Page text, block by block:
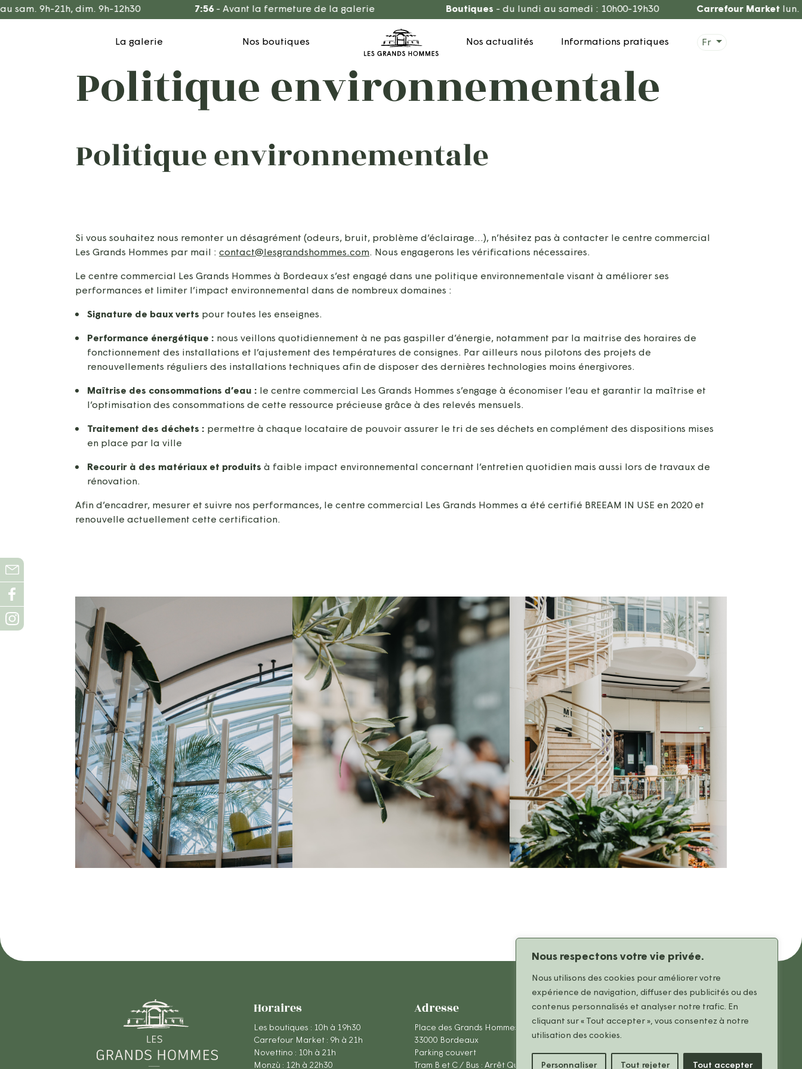
Nous respectons votre vie privée.
Nous utilisons des cookies pour améliorer votre
expérience de navigation, diffuser des publicités ou des
contenus personnalisés et analyser notre trafic. En
cliquant sur « Tout accepter », vous consentez à notre
utilisation des cookies.
Personnaliser Tout rejeter Tout accepter
Aller
au
9h-21h, dim. 9h-12h30 7:56-Avant la fermeture de la galerie Boutiques- du lundi au samedi : 10h00-19h30 Carrefour Marketlun. au
La galerie Nos boutiques Nos actualités Informations pratiques Fr
Politique environnementale
Politique environnementale
Si vous souhaitez nous remonter un désagrément (odeurs, bruit, problème d’éclairage…), n’hésitez pas à contacter le centre commercial
Les Grands Hommes par mail : contact@lesgrandshommes.com. Nous engagerons les vérifications nécessaires.
Le centre commercial Les Grands Hommes à Bordeaux s’est engagé dans une politique environnementale visant à améliorer ses
performances et limiter l’impact environnemental dans de nombreux domaines :
Signature de baux verts pour toutes les enseignes.
Performance énergétique : nous veillons quotidiennement à ne pas gaspiller d’énergie, notamment par la maitrise des horaires de
fonctionnement des installations et l’ajustement des températures de consignes. Par ailleurs nous pilotons des projets de
renouvellements réguliers des installations techniques afin de disposer des dernières technologies moins énergivores.
Maîtrise des consommations d’eau :
le centre commercial Les Grands Hommes s’engage à économiser l’eau et garantir la maîtrise et
l’optimisation des consommations de cette ressource précieuse grâce à des relevés mensuels.
Traitement des déchets : permettre à chaque locataire de pouvoir assurer le tri de ses déchets en complément des dispositions mises
en place par la ville
Recourir à des matériaux et produits à faible impact environnemental concernant l’entretien quotidien mais aussi lors de travaux de
rénovation.
Afin d’encadrer, mesurer et suivre nos performances, le centre commercial Les Grands Hommes a été certifié BREEAM IN USE en 2020 et
renouvelle actuellement cette certification.
Horaires
Les boutiques : 10h à 19h30
Carrefour Market : 9h à 21h
Novettino : 10h à 21h
Monzù : 12h à 22h30
Adresse
Place des Grands Hommes
33000 Bordeaux
Parking couvert
Tram B et C / Bus : Arrêt Quinconces
La galerie